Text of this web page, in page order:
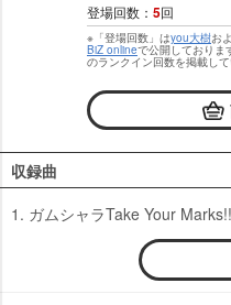
登場回数： 5回
※「登場回数」はyou大樹お
BiZ onlineで公開しておりま
のランクイン回数を掲載して
収録曲
1. ガムシャラTake Your Marks!!